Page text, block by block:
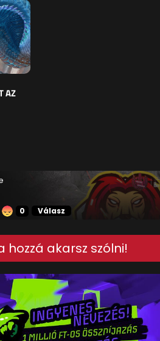
AZ
0 Válasz
hozzá akarsz szólni!